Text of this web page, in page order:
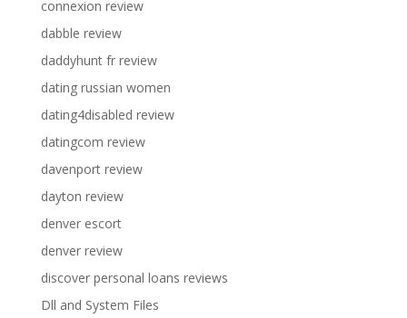
connexion review
dabble review
daddyhunt fr review
dating russian women
dating4disabled review
datingcom review
davenport review
dayton review
denver escort
denver review
discover personal loans reviews
Dll and System Files